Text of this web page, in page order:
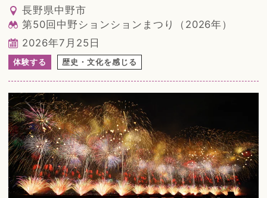
長野県中野市
第50回中野ションションまつり（2026年）
2026年7月25日
体験する 歴史・文化を感じる